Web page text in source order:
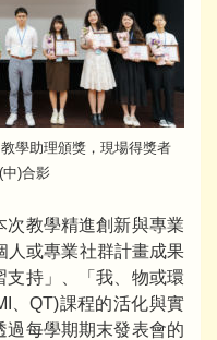
學助理頒獎，現場得獎者
)合影
次教學精進創新與專業
人或專業社群計畫成果
支持」、「我、物或環
、QT)課程的活化與實
過每學期期末發表會的